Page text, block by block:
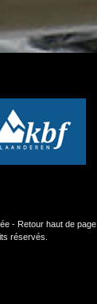
- Retour haut de page
réservés.